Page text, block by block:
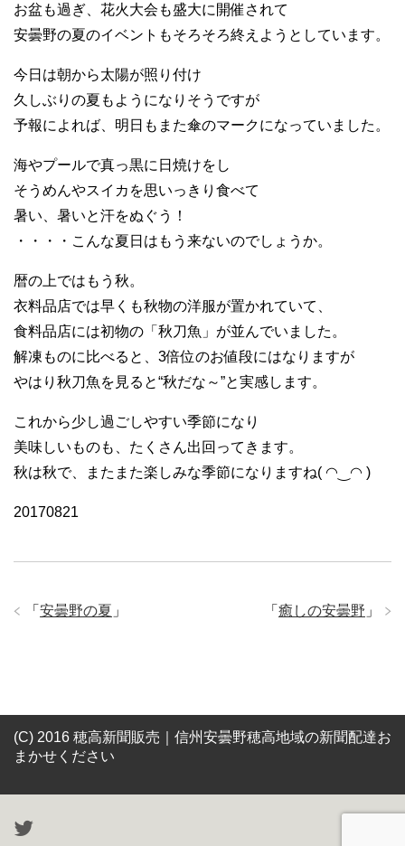
お盆も過ぎ、花火大会も盛大に開催されて
安曇野の夏のイベントもそろそろ終えようとしています。
今日は朝から太陽が照り付け
久しぶりの夏もようになりそうですが
予報によれば、明日もまた傘のマークになっていました。
海やプールで真っ黒に日焼けをし
そうめんやスイカを思いっきり食べて
暑い、暑いと汗をぬぐう！
・・・・こんな夏日はもう来ないのでしょうか。
暦の上ではもう秋。
衣料品店では早くも秋物の洋服が置かれていて、
食料品店には初物の「秋刀魚」が並んでいました。
解凍ものに比べると、3倍位のお値段にはなりますが
やはり秋刀魚を見ると“秋だな～”と実感します。
これから少し過ごしやすい季節になり
美味しいものも、たくさん出回ってきます。
秋は秋で、またまた楽しみな季節になりますね( ◠‿◠ )
20170821
「 癒しの安曇野 」
「 安曇野の夏 」
(C) 2016 穂高新聞販売｜信州安曇野穂高地域の新聞配達お
まかせください